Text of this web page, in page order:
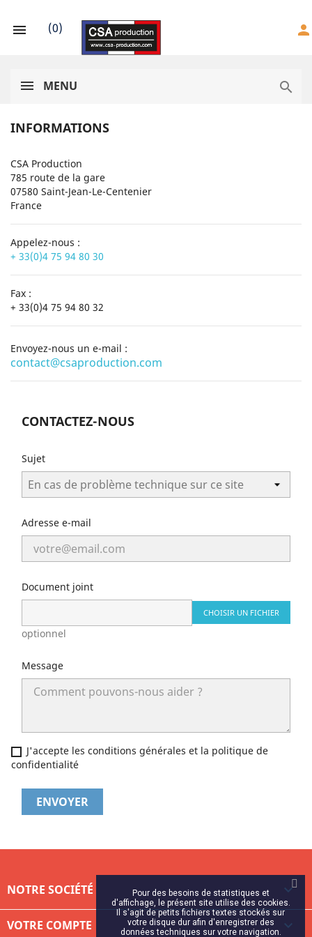
 (0) person
MENU 
INFORMATIONS
CSA Production
785 route de la gare
07580 Saint-Jean-Le-Centenier
France
Appelez-nous :
+ 33(0)4 75 94 80 30
Fax :
+ 33(0)4 75 94 80 32
Envoyez-nous un e-mail :
contact@csaproduction.com
CONTACTEZ-NOUS
Sujet
Adresse e-mail
Document joint
CHOISIR UN FICHIER
optionnel
Message
J'accepte les conditions générales et la politique de
confidentialité
NOTRE SOCIÉTÉ 
VOTRE COMPTE 
Pour des besoins de statistiques et
d'affichage, le présent site utilise des cookies.
Il s'agit de petits fichiers textes stockés sur
votre disque dur afin d'enregistrer des
données techniques sur votre navigation.